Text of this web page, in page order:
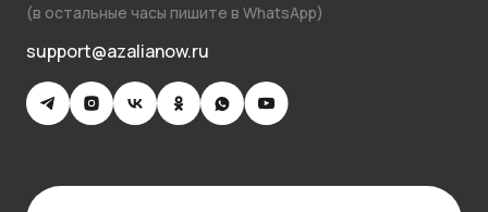
(в остальные часы пишите в WhatsApp)
support@azalianow.ru